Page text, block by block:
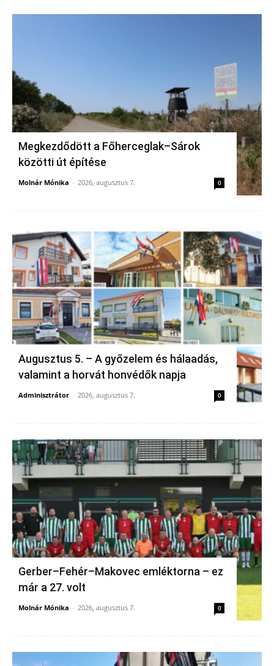
Megkezdődött a Főherceglak–Sárok
közötti út építése
Molnár Mónika - 2026, augusztus 7. 0
Augusztus 5. – A győzelem és hálaadás,
valamint a horvát honvédők napja
Adminisztrátor - 2026, augusztus 7. 0
Gerber–Fehér–Makovec emléktorna – ez
már a 27. volt
Molnár Mónika - 2026, augusztus 7. 0